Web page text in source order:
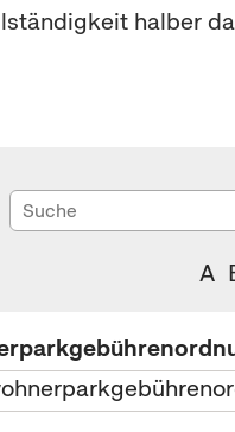
halber
A